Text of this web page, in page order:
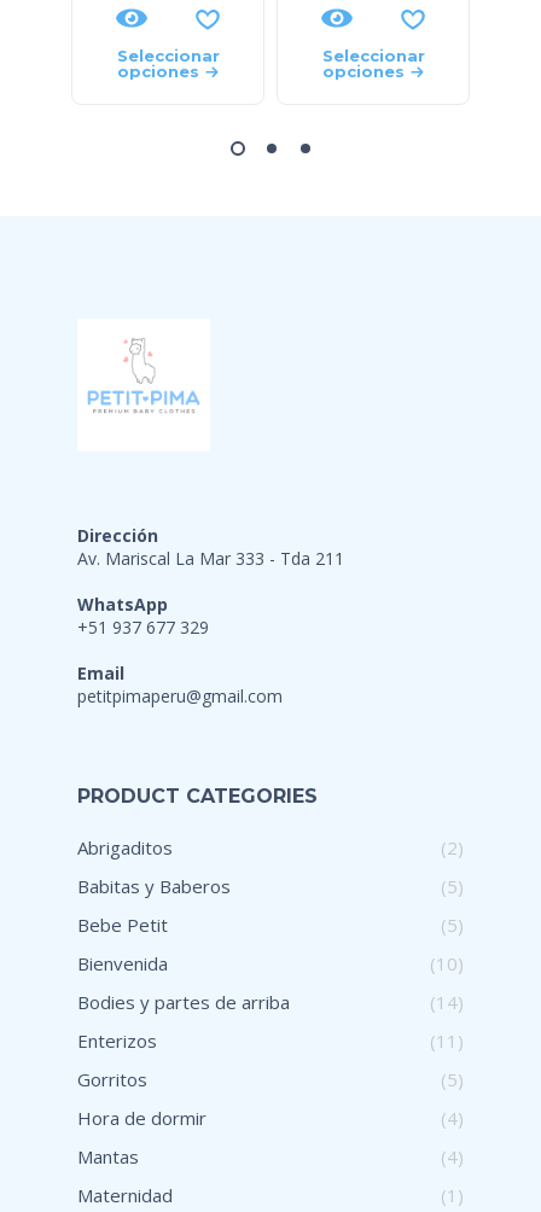
Seleccionar
opciones
Seleccionar
opciones
Dirección
Av. Mariscal La Mar 333 - Tda 211
WhatsApp
+51 937 677 329
Email
petitpimaperu@gmail.com
PRODUCT CATEGORIES
Abrigaditos
(2)
Babitas y Baberos
(5)
Bebe Petit
(5)
Bienvenida
(10)
Bodies y partes de arriba
(14)
Enterizos
(11)
Gorritos
(5)
Hora de dormir
(4)
Mantas
(4)
Maternidad
(1)